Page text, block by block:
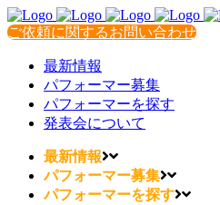
ご依頼に関するお問い合わせ
最新情報
パフォーマー募集
パフォーマーを探す
発表会について
最新情報
パフォーマー募集
パフォーマーを探す